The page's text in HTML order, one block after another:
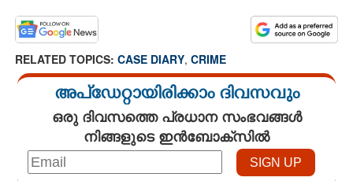
RELATED TOPICS: CASE DIARY, CRIME
അപ്ഡേറ്റായിരിക്കാം ദിവസവും
ഒരു ദിവസത്തെ പ്രധാന സംഭവങ്ങൾ
നിങ്ങളുടെ ഇൻബോക്സിൽ